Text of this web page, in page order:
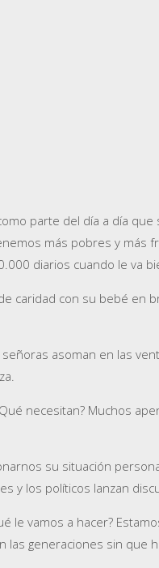
parte del día a día
más pobres y
diarios cuando le va
caridad con su bebé en
asoman en las
necesitan? Muchos
su situación
y los políticos lanzan
le vamos a hacer?
generaciones sin que